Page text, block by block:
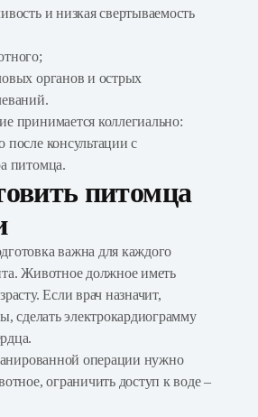
и низкая свертываемость
органов и острых
принимается коллегиально:
после консультации с
питомца.
питомца
важна для каждого
Животное должное иметь
Если врач назначит,
сделать электрокардиограмму
операции нужно
ограничить доступ к воде –